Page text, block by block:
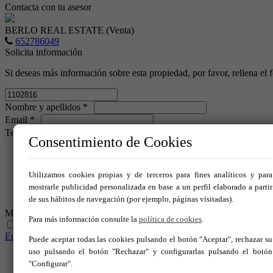
Contacta con tu asesor
BERLO REAL ESTATE (Venta)
652786049
Solicita información
Si deseas más información sobre esta propiedad, por favor, rellena el
Nombre y apellidos *
Email *
Teléfono
Mensaje *
He leído y acepto las condiciones legales y de política de
Enviar
Inicio
Venta Alquiler
Consentimiento de Cookies
Utilizamos cookies propias y de terceros para fines analíticos y para
mostrarle publicidad personalizada en base a un perfil elaborado a partir
de sus hábitos de navegación (por ejemplo, páginas visitadas).
Para más información consulte la política de cookies.
Puede aceptar todas las cookies pulsando el botón "Aceptar", rechazar su
uso pulsando el botón "Rechazar" y configurarlas pulsando el botón
"Configurar".